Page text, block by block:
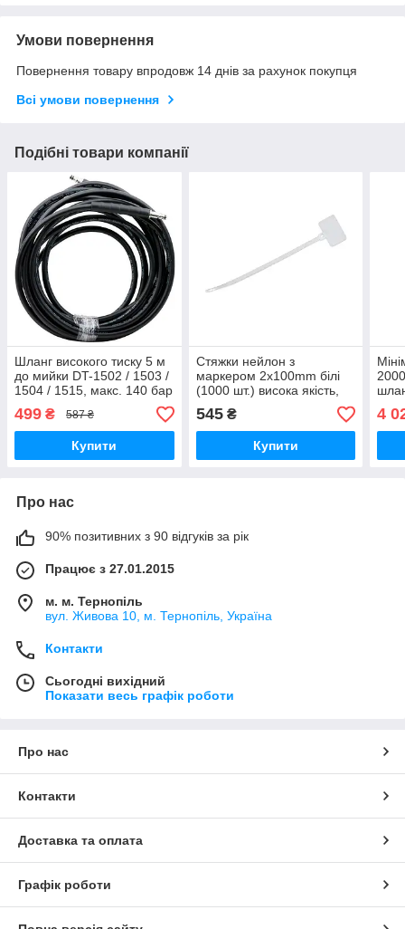
Умови повернення
Повернення товару впродовж 14 днів за рахунок покупця
Всі умови повернення
Подібні товари компанії
Шланг високого тиску 5 м
до мийки DT-1502 / 1503 /
1504 / 1515, макс. 140 бар
INTERTOOL DT-1535
499 ₴ 587 ₴
Купити
Стяжки нейлон з
маркером 2х100mm білі
(1000 шт.) висока якість,
діапазон робочих
температур: від -35 °C до
545₴
Купити
та
4
Про нас
90% позитивних з 90 відгуків за рік
Працює з 27.01.2015
м. м. Тернопіль
вул. Живова 10, м. Тернопіль, Україна
Контакти
Сьогодні вихідний
Показати весь графік роботи
Про нас
Контакти
Доставка та оплата
Графік роботи